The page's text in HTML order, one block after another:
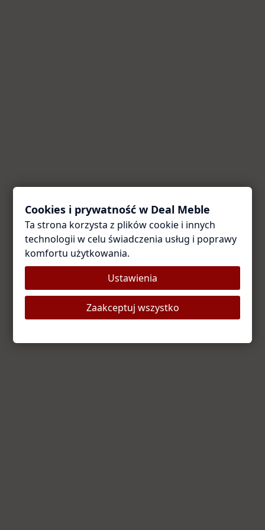
Coś poszło nie tak
Przepraszamy za utrudnienia. Odśwież stronę — zwykle
Odśwież stronę Strona główna
Cookies i prywatność w Deal Meble
Ta strona korzysta z plików cookie i innych
technologii w celu świadczenia usług i poprawy
komfortu użytkowania.
Ustawienia
Zaakceptuj wszystko